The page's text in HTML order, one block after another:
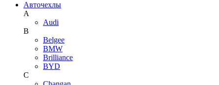
Авточехлы
A
Audi
B
Belgee
BMW
Brilliance
BYD
C